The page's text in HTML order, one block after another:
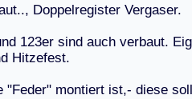
ut.., Doppelregister Vergaser.
nd 123er sind auch verbaut. Eig
d Hitzefest.
"Feder" montiert ist,- diese soll